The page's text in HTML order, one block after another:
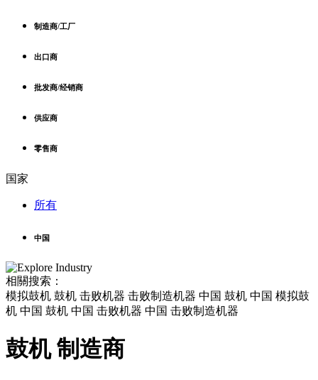
制造商/工厂
出口商
批发商/经销商
供应商
零售商
国家
所有
中国
相關搜索：
模拟鼓机 鼓机 击败机器 击败制造机器 中国 鼓机 中国 模拟鼓
机 中国 鼓机 中国 击败机器 中国 击败制造机器
鼓机 制造商